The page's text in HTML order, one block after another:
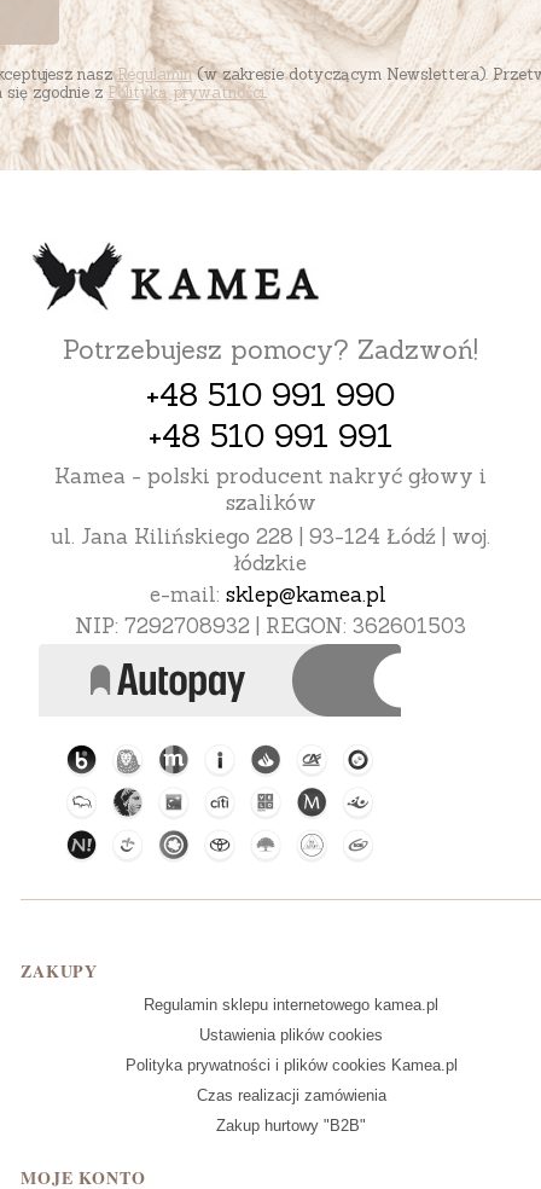
naszRegulamin(w zakresie dotyczącym Newslettera).
się zgodnie zPolityką prywatności.
Potrzebujesz pomocy? Zadzwoń!
+48 510 991 990
+48 510 991 991
Kamea - polski producent nakryć głowy i
szalików
ul. Jana Kilińskiego 228 | 93-124 Łódź | woj.
łódzkie
e-mail: sklep@kamea.pl
NIP: 7292708932 | REGON: 362601503
Linki w stopce
ZAKUPY
Regulamin sklepu internetowego kamea.pl
Ustawienia plików cookies
Polityka prywatności i plików cookies Kamea.pl
Czas realizacji zamówienia
Zakup hurtowy "B2B"
MOJE KONTO